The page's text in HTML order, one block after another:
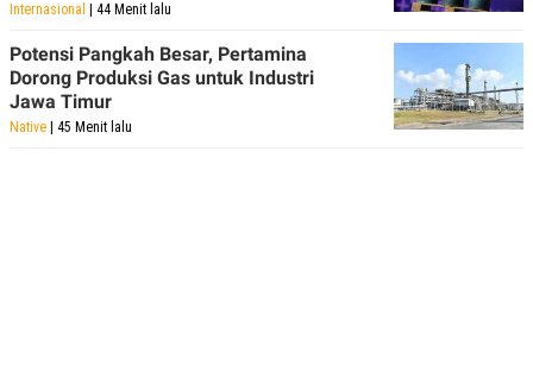
Internasional | 44 Menit lalu
Potensi Pangkah Besar, Pertamina
Dorong Produksi Gas untuk Industri
Jawa Timur
Native | 45 Menit lalu